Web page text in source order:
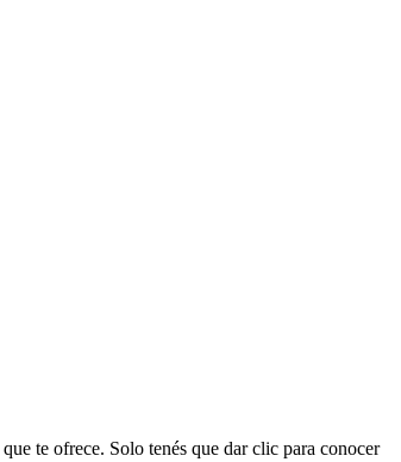
te ofrece. Solo tenés que dar clic para conocer